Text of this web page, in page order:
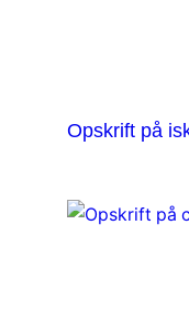
Opskrift på